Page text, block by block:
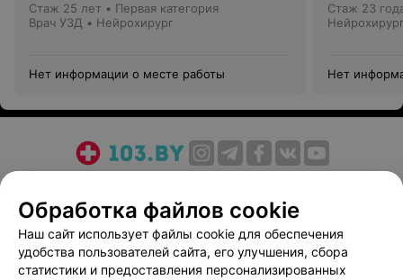
Стаж 25 лет • Первая категория
Врач УЗД • Нейрохирург
Нет информации о месте работы
Стаж 23
Нет
Медицинский маркетинг
Публичный договор
Пользовательское соглашение
Способы оплаты
Вакансии
Партнеры
Обработка файлов cookie
Наш сайт использует файлы cookie для обеспечения
удобства пользователей сайта, его улучшения, сбора
статистики и предоставления персонализированных